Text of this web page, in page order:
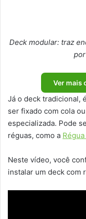
Deck modular: traz
Ver mais
Já o deck tradicional,
ser fixado com cola
especializada. Pode
réguas, como a
Neste vídeo, você
instalar um deck com